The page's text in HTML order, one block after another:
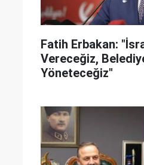
Fatih Erbakan:
Vereceğiz,
Yöneteceğiz"